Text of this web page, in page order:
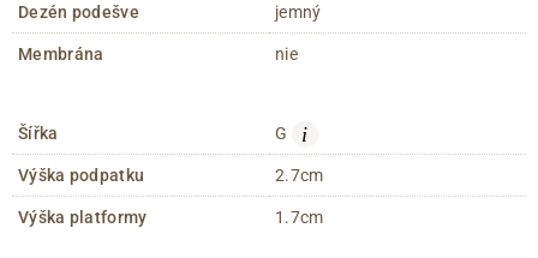
Dezén podešve jemný
Membrána nie
Šířka G i
Výška podpatku 2.7cm
Výška platformy 1.7cm